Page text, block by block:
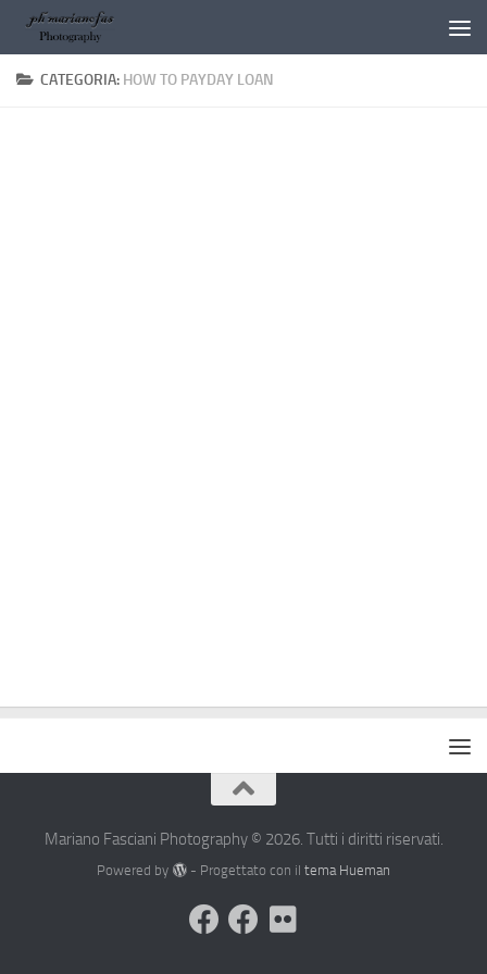
Salta al contenuto
CATEGORIA: HOW TO PAYDAY LOAN
Mariano Fasciani Photography © 2026. Tutti i diritti riservati.
Powered by - Progettato con il tema Hueman